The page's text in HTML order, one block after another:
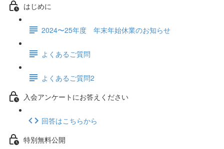
はじめに
2024〜25年度 年末年始休業のお知らせ
よくあるご質問
よくあるご質問2
入会アンケートにお答えください
回答はこちらから
特別無料公開